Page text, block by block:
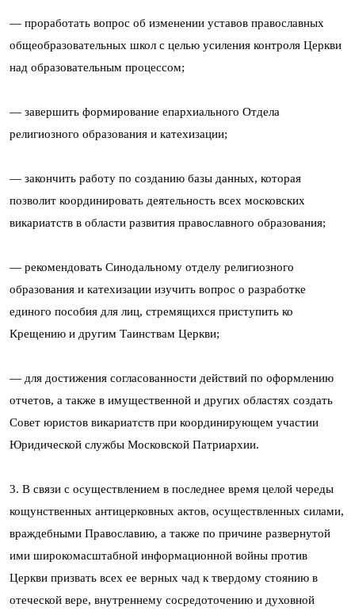
— проработать вопрос об изменении уставов православных
общеобразовательных школ с целью усиления контроля Церкви
над образовательным процессом;
— завершить формирование епархиального Отдела
религиозного образования и катехизации;
— закончить работу по созданию базы данных, которая
позволит координировать деятельность всех московских
викариатств в области развития православного образования;
— рекомендовать Синодальному отделу религиозного
образования и катехизации изучить вопрос о разработке
единого пособия для лиц, стремящихся приступить ко
Крещению и другим Таинствам Церкви;
— для достижения согласованности действий по оформлению
отчетов, а также в имущественной и других областях создать
Совет юристов викариатств при координирующем участии
Юридической службы Московской Патриархии.
3. В связи с осуществлением в последнее время целой череды
кощунственных антицерковных актов, осуществленных силами,
враждебными Православию, а также по причине развернутой
ими широкомасштабной информационной войны против
Церкви призвать всех ее верных чад к твердому стоянию в
отеческой вере, внутреннему сосредоточению и духовной